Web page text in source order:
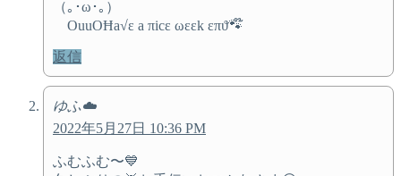
（｡･ω･｡）
OuuOĦa√ε a πicε ωεεk επϑ🐾໊
返信
ゆふ☁️
2022年5月27日 10:36 PM
ふむふむ〜💙